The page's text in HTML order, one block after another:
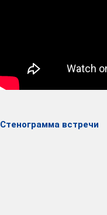
Стенограмма встречи